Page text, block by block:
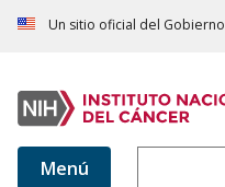
Un sitio oficial del
Menú